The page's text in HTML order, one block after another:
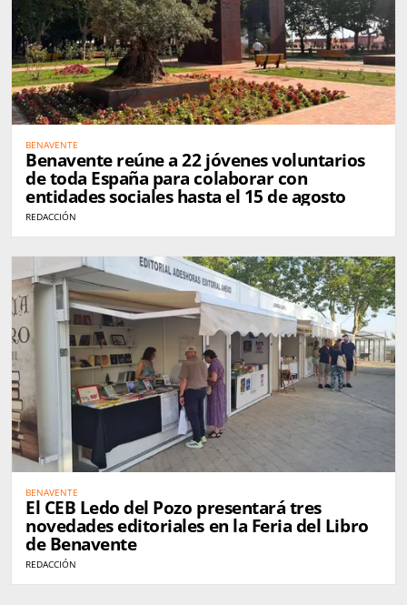
BENAVENTE
Benavente reúne a 22 jóvenes voluntarios
de toda España para colaborar con
entidades sociales hasta el 15 de agosto
REDACCIÓN
BENAVENTE
El CEB Ledo del Pozo presentará tres
novedades editoriales en la Feria del Libro
de Benavente
REDACCIÓN